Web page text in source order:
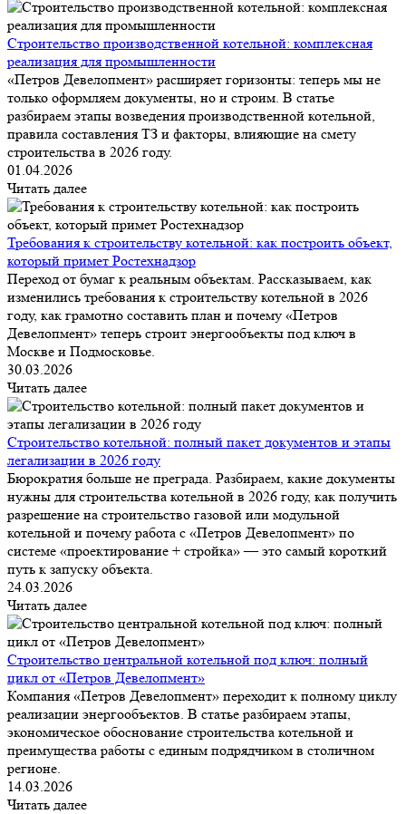
Строительство производственной котельной: комплексная
реализация для промышленности
«Петров Девелопмент» расширяет горизонты: теперь мы не
только оформляем документы, но и строим. В статье
разбираем этапы возведения производственной котельной,
правила составления ТЗ и факторы, влияющие на смету
строительства в 2026 году.
01.04.2026
Читать далее
Требования к строительству котельной: как построить объект,
который примет Ростехнадзор
Переход от бумаг к реальным объектам. Рассказываем, как
изменились требования к строительству котельной в 2026
году, как грамотно составить план и почему «Петров
Девелопмент» теперь строит энергообъекты под ключ в
Москве и Подмосковье.
30.03.2026
Читать далее
Строительство котельной: полный пакет документов и этапы
легализации в 2026 году
Бюрократия больше не преграда. Разбираем, какие документы
нужны для строительства котельной в 2026 году, как получить
разрешение на строительство газовой или модульной
котельной и почему работа с «Петров Девелопмент» по
системе «проектирование + стройка» — это самый короткий
путь к запуску объекта.
24.03.2026
Читать далее
Строительство центральной котельной под ключ: полный
цикл от «Петров Девелопмент»
Компания «Петров Девелопмент» переходит к полному циклу
реализации энергообъектов. В статье разбираем этапы,
экономическое обоснование строительства котельной и
преимущества работы с единым подрядчиком в столичном
регионе.
14.03.2026
Читать далее